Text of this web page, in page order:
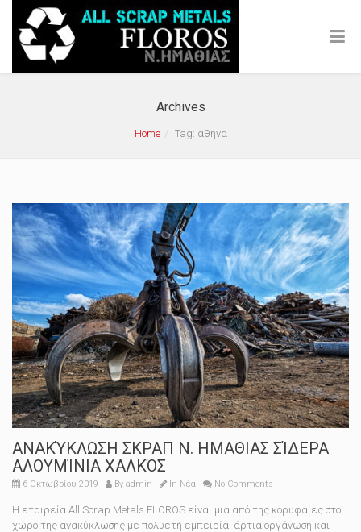
Archives
Home Tag: αθηνα
ΑΝΑΚΎΚΛΩΣΗ ΣΚΡΑΠ N. ΗΜΑΘΙΑΣ ΣΊΔΕΡΑ
ΑΛΟΥΜΊΝΙΑ ΧΑΛΚΌΣ
6 Οκτωβρίου 2019 By admin In Νέα No Comments
Η εταιρεία All Scrap Metals FLOROS είναι μια από της κορυφαίες στο
χώρο της ανακύκλωσης με πολυετή εμπειρία, άρτια οργάνωση και